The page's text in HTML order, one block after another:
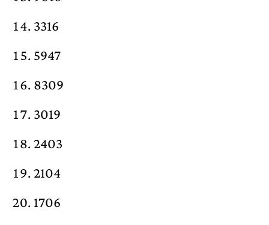
3316
5947
8309
3019
2403
2104
1706